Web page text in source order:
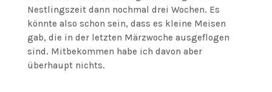
Nestlingszeit dann nochmal drei Wochen. Es
könnte also schon sein, dass es kleine Meisen
gab, die in der letzten Märzwoche ausgeflogen
sind. Mitbekommen habe ich davon aber
überhaupt nichts.